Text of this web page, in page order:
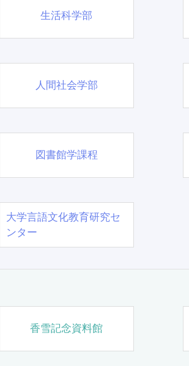
生活科学部
人間社会学部
図書館学課程
大学言語文化教育研究セ
ンター
香雪記念資料館